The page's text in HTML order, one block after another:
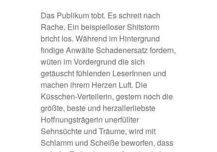
Das Publikum tobt. Es schreit nach
Rache. Ein beispielloser Shitstorm
bricht los. Während im Hintergrund
findige Anwälte Schadenersatz fordern,
wüten im Vordergrund die sich
getäuscht fühlenden LeserInnen und
machen ihrem Herzen Luft. Die
Küsschen-Verteilerin, gestern noch die
größte, beste und herzallerliebste
Hoffnungsträgerin unerfüllter
Sehnsüchte und Träume, wird mit
Schlamm und Scheiße beworfen, dass